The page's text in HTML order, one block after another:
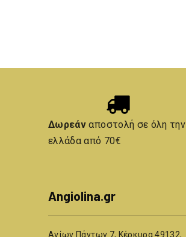
Δωρεάναποστολή σε όλη την
ελλάδα από 70€
Angiolina.gr
Αγίων Πάντων 7, Κέρκυρα 49132,